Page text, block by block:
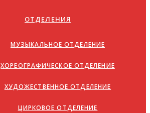
ОТДЕЛЕНИЯ
МУЗЫКАЛЬНОЕ ОТДЕЛЕНИЕ
ХОРЕОГРАФИЧЕСКОЕ ОТДЕЛЕНИЕ
ХУДОЖЕСТВЕННОЕ ОТДЕЛЕНИЕ
ЦИРКОВОЕ ОТДЕЛЕНИЕ